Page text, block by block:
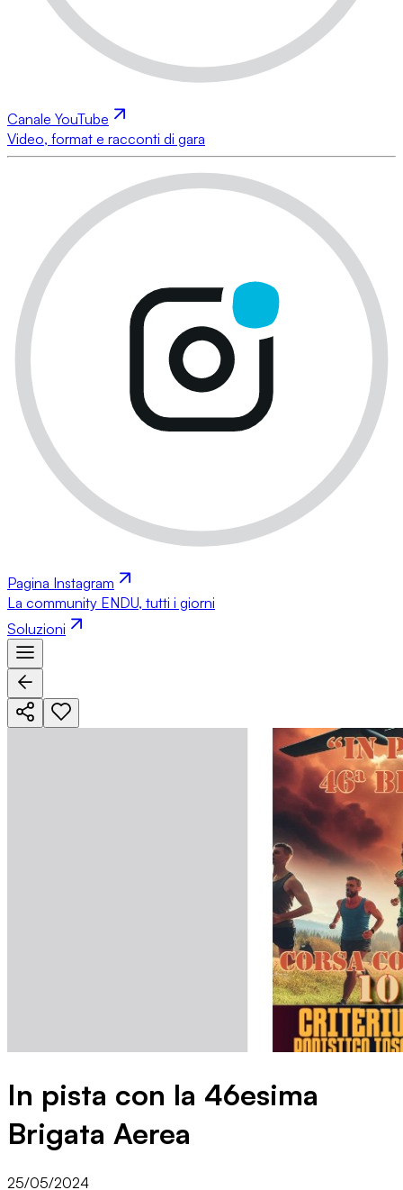
Canale YouTube
Video, format e racconti di gara
Pagina Instagram
La community ENDU, tutti i giorni
Soluzioni
In pista con la 46esima
Brigata Aerea
25/05/2024